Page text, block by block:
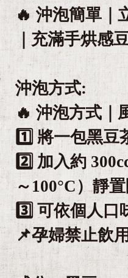
🔥 沖泡簡單｜
｜充滿手烘感
沖泡方式:
🔥 沖泡方式｜
1️⃣ 將一包黑豆
2️⃣ 加入約
～100°C）靜
3️⃣ 可依個人口
📌孕婦禁止飲用